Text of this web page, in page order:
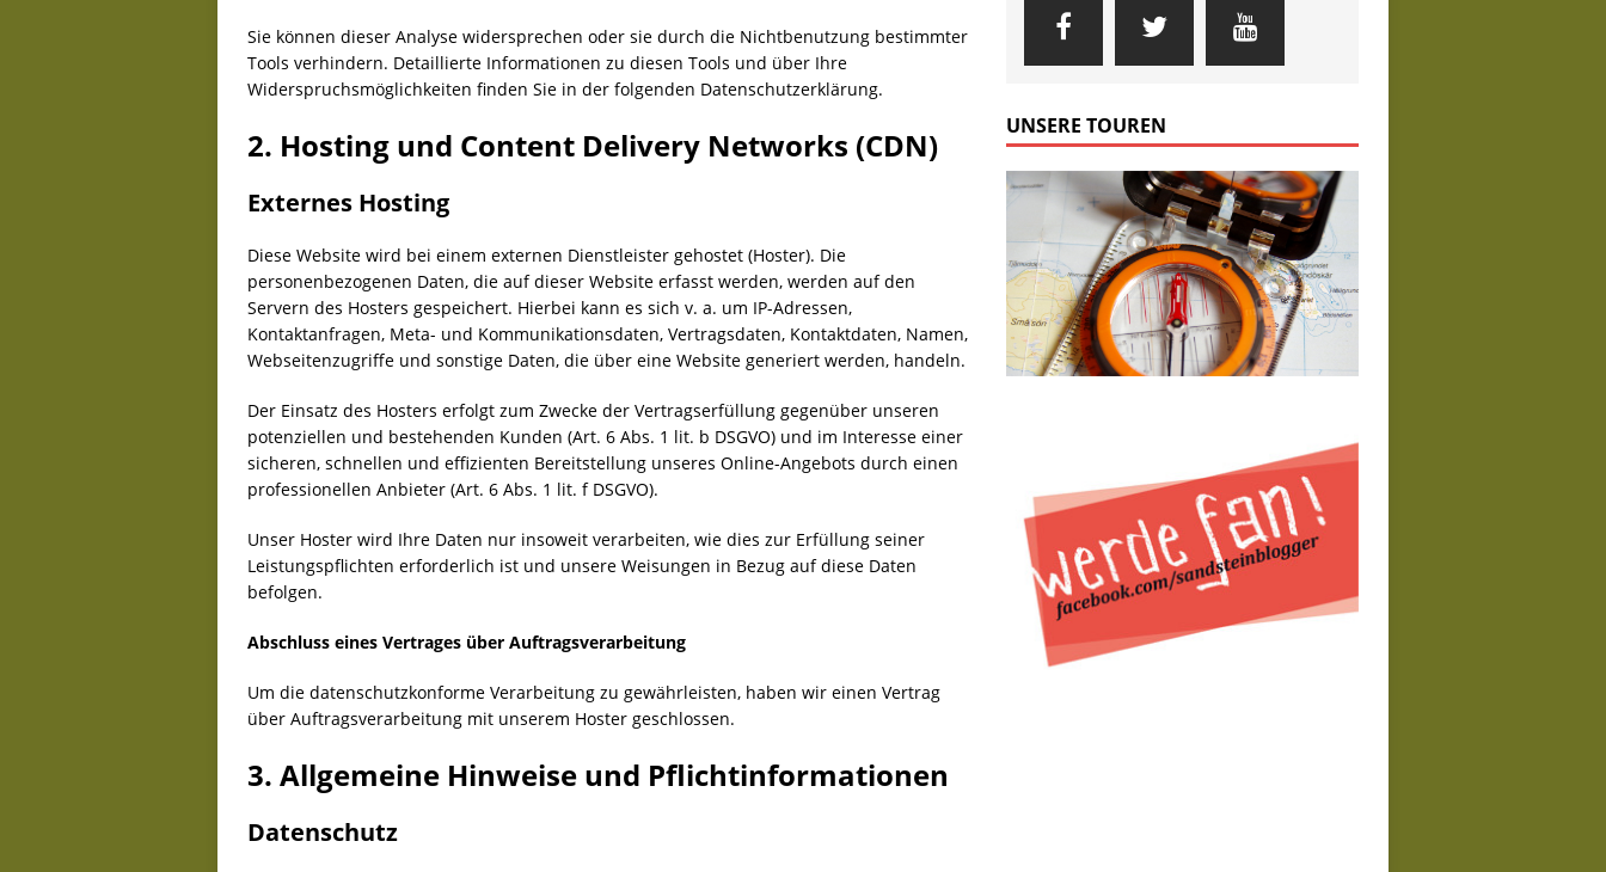
Sie können dieser Analyse widersprechen oder sie durch die Nichtbenutzung bestimmter
Tools verhindern. Detaillierte Informationen zu diesen Tools und über Ihre
Widerspruchsmöglichkeiten finden Sie in der folgenden Datenschutzerklärung.
2. Hosting und Content Delivery Networks (CDN)
Externes Hosting
Diese Website wird bei einem externen Dienstleister gehostet (Hoster). Die
personenbezogenen Daten, die auf dieser Website erfasst werden, werden auf den
Servern des Hosters gespeichert. Hierbei kann es sich v. a. um IP-Adressen,
Kontaktanfragen, Meta- und Kommunikationsdaten, Vertragsdaten, Kontaktdaten, Namen,
Webseitenzugriffe und sonstige Daten, die über eine Website generiert werden, handeln.
Der Einsatz des Hosters erfolgt zum Zwecke der Vertragserfüllung gegenüber unseren
potenziellen und bestehenden Kunden (Art. 6 Abs. 1 lit. b DSGVO) und im Interesse einer
sicheren, schnellen und effizienten Bereitstellung unseres Online-Angebots durch einen
professionellen Anbieter (Art. 6 Abs. 1 lit. f DSGVO).
Unser Hoster wird Ihre Daten nur insoweit verarbeiten, wie dies zur Erfüllung seiner
Leistungspflichten erforderlich ist und unsere Weisungen in Bezug auf diese Daten
befolgen.
Abschluss eines Vertrages über Auftragsverarbeitung
Um die datenschutzkonforme Verarbeitung zu gewährleisten, haben wir einen Vertrag
über Auftragsverarbeitung mit unserem Hoster geschlossen.
3. Allgemeine Hinweise und Pflichtinformationen
Datenschutz
UNSERE TOUREN